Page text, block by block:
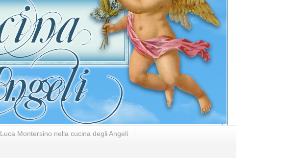
Luca Montersino nella cucina degli Angeli